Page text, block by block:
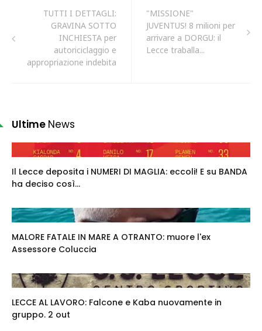
TUTTI I DETTAGLI:
GRAVINA SOTTO
INCHIESTA per
autoriciclaggio e
appropriazione indebita
"MISSIONE"
JUVENTUS! 8 milioni per
arrivare a DORGU: il
Lecce traballa...
Ultime News
Il Lecce deposita i NUMERI DI MAGLIA: eccoli! E su BANDA
ha deciso così...
MALORE FATALE IN MARE A OTRANTO: muore l'ex
Assessore Coluccia
LECCE AL LAVORO: Falcone e Kaba nuovamente in
gruppo. 2 out